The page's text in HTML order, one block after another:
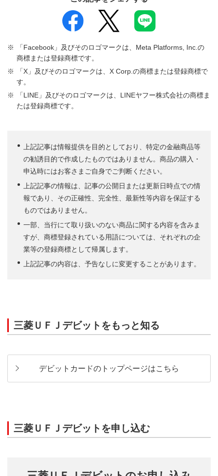
「Facebook」及びそのロゴマークは、Meta Platforms, Inc.の
商標または登録商標です。
「X」及びそのロゴマークは、X Corp.の商標または登録商標で
す。
「LINE」及びそのロゴマークは、LINEヤフー株式会社の商標ま
たは登録商標です。
上記記事は情報提供を目的としており、特定の金融商品等
の勧誘目的で作成したものではありません。商品の購入・
申込時にはお客さまご自身でご判断ください。
上記記事の情報は、記事の公開日または更新日時点での情
報であり、その正確性、完全性、最新性等内容を保証する
ものではありません。
一部、当行にて取り扱いのない商品に関する内容を含みま
すが、商標登録されている用語については、それぞれの企
業等の登録商標として帰属します。
上記記事の内容は、予告なしに変更することがあります。
三菱ＵＦＪデビットをもっと知る
デビットカードのトップページはこちら
三菱ＵＦＪデビットを申し込む